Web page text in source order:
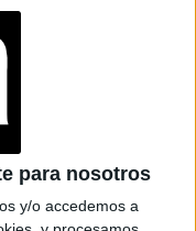
para nosotros
y/o accedemos a
Break BATimes